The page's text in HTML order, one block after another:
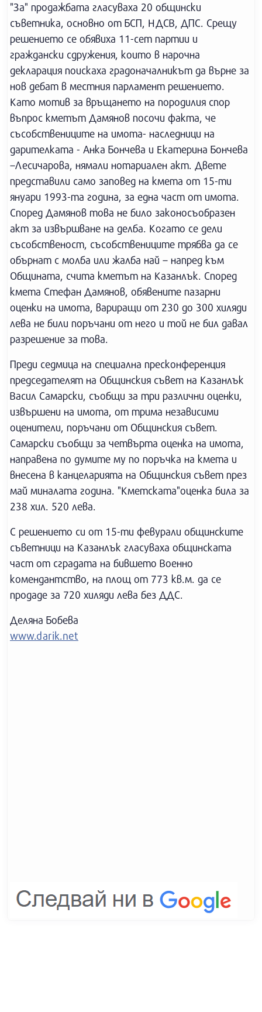
"За" продажбата гласуваха 20 общински
съветника, основно от БСП, НДСВ, ДПС. Срещу
решението се обявиха 11-сет партии и
граждански сдружения, които в нарочна
декларация поискаха градоначалникът да върне за
нов дебат в местния парламент решението.
Като мотив за връщането на породилия спор
въпрос кметът Дамянов посочи факта, че
съсобствениците на имота- наследници на
дарителката - Анка Бончева и Екатерина Бончева
–Лесичарова, нямали нотариален акт. Двете
представили само заповед на кмета от 15-ти
януари 1993-та година, за една част от имота.
Според Дамянов това не било законосъобразен
акт за извършване на делба. Когато се дели
съсобственост, съсобствениците трябва да се
обърнат с молба или жалба най – напред към
Общината, счита кметът на Казанлък. Според
кмета Стефан Дамянов, обявените пазарни
оценки на имота, вариращи от 230 до 300 хиляди
лева не били поръчани от него и той не бил давал
разрешение за това.
Преди седмица на специална пресконференция
председателят на Общинския съвет на Казанлък
Васил Самарски, съобщи за три различни оценки,
извършени на имота, от трима независими
оценители, поръчани от Общинския съвет.
Самарски съобщи за четвърта оценка на имота,
направена по думите му по поръчка на кмета и
внесена в канцеларията на Общинския съвет през
май миналата година. "Кметската"оценка била за
238 хил. 520 лева.
С решението си от 15-ти февурали общинските
съветници на Казанлък гласуваха общинската
част от сградата на бившето Военно
комендантство, на площ от 773 кв.м. да се
продаде за 720 хиляди лева без ДДС.
Деляна Бобева
www.darik.net